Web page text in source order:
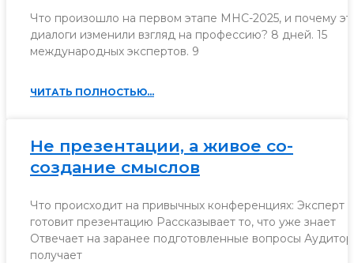
Что произошло на первом этапе МНС-2025, и почему
диалоги изменили взгляд на профессию? 8 дней. 15
международных экспертов. 9
ЧИТАТЬ ПОЛНОСТЬЮ...
Не презентации, а живое co-
создание смыслов
Что происходит на привычных конференциях: Эксперт
готовит презентацию Рассказывает то, что уже знает
Отвечает на заранее подготовленные вопросы
получает